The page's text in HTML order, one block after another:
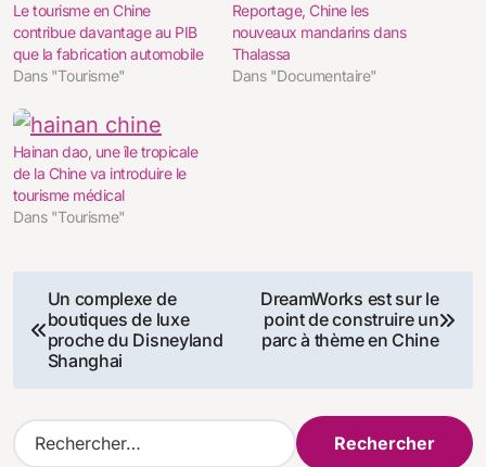
Le tourisme en Chine
contribue davantage au PIB
que la fabrication automobile
Dans "Tourisme"
Reportage, Chine les
nouveaux mandarins dans
Thalassa
Dans "Documentaire"
Hainan dao, une île tropicale
de la Chine va introduire le
tourisme médical
Dans "Tourisme"
Navigation
de
Un complexe de
boutiques de luxe
proche du Disneyland
Shanghai
DreamWorks est sur ​​le
point de construire un
parc à thème en Chine
R
e